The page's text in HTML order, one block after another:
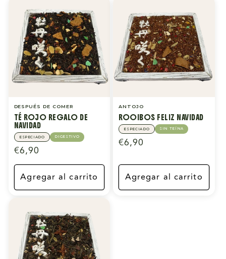
DESPUÉS DE COMER
TÉ ROJO REGALO DE
NAVIDAD
ESPECIADO DIGESTIVO
Precio
habitual
€6,90
Agregar al carrito
ANTOJO
ROOIBOS FELIZ NAVIDAD
ESPECIADO SIN TEÍNA
Precio
€6,90
Agregar al carrito